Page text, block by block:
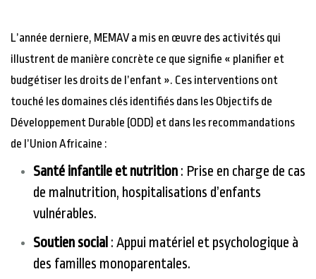
L’année derniere, MEMAV a mis en œuvre des activités qui
illustrent de manière concrète ce que signifie « planifier et
budgétiser les droits de l’enfant ». Ces interventions ont
touché les domaines clés identifiés dans les Objectifs de
Développement Durable (ODD) et dans les recommandations
de l’Union Africaine :
Santé infantile et nutrition : Prise en charge de cas
de malnutrition, hospitalisations d’enfants
vulnérables.
Soutien social : Appui matériel et psychologique à
des familles monoparentales.